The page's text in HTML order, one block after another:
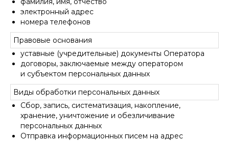
электронный адрес
номера телефонов
Правовые основания
уставные (учредительные) документы Оператора
договоры, заключаемые между оператором
и субъектом персональных данных
Виды обработки персональных данных
Сбор, запись, систематизация, накопление,
хранение, уничтожение и обезличивание
персональных данных
Отправка информационных писем на адрес